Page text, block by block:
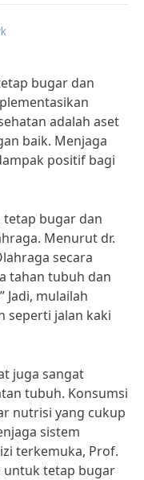
bugar dan
adalah aset
baik. Menjaga
positif bagi
tetap bugar dan
Menurut dr.
secara
tahan tubuh dan
Jadi, mulailah
seperti jalan kaki
juga sangat
tubuh. Konsumsi
nutrisi yang cukup
sistem
terkemuka, Prof.
untuk tetap bugar